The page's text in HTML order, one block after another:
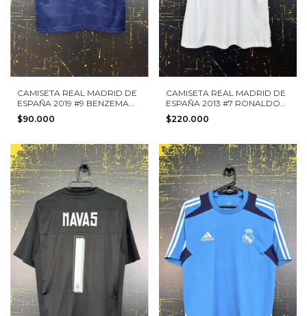
CAMISETA REAL MADRID DE
ESPAÑA 2019 #9 BENZEMA
ADIDAS TALLA L NIÑO
$90.000
CAMISETA REAL MADRID DE
ESPAÑA 2013 #7 RONALDO
ADIDAS TALLA S
$220.000